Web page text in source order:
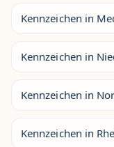
Kennzeichen in
Kennzeichen in
Kennzeichen in
Kennzeichen in